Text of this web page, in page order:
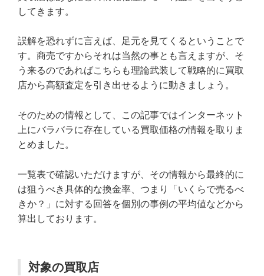
してきます。
誤解を恐れずに言えば、足元を見てくるということで
す。商売ですからそれは当然の事とも言えますが、そ
う来るのであればこちらも理論武装して戦略的に買取
店から高額査定を引き出せるように動きましょう。
そのための情報として、この記事ではインターネット
上にバラバラに存在している買取価格の情報を取りま
とめました。
一覧表で確認いただけますが、その情報から最終的に
は狙うべき具体的な換金率、つまり「いくらで売るべ
きか？」に対する回答を個別の事例の平均値などから
算出しております。
対象の買取店